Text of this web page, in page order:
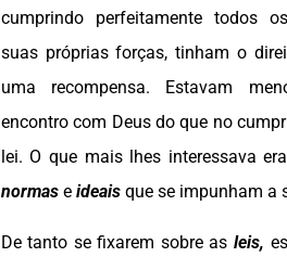
cumprindo perfeitamente todos
suas próprias forças, tinham o
uma recompensa. Estavam
encontro com Deus do que no
lei. O que mais lhes interessava
normase ideaisque se impunham a
De tanto se fixarem sobre as leis,